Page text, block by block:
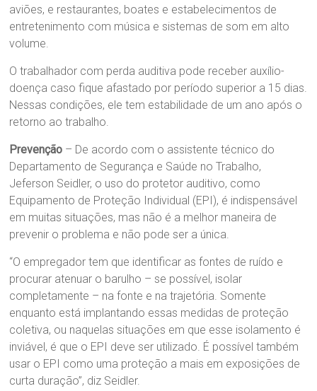
aviões, e restaurantes, boates e estabelecimentos de
entretenimento com música e sistemas de som em alto
volume.
O trabalhador com perda auditiva pode receber auxílio-
doença caso fique afastado por período superior a 15 dias.
Nessas condições, ele tem estabilidade de um ano após o
retorno ao trabalho.
Prevenção – De acordo com o assistente técnico do
Departamento de Segurança e Saúde no Trabalho,
Jeferson Seidler, o uso do protetor auditivo, como
Equipamento de Proteção Individual (EPI), é indispensável
em muitas situações, mas não é a melhor maneira de
prevenir o problema e não pode ser a única.
“O empregador tem que identificar as fontes de ruído e
procurar atenuar o barulho – se possível, isolar
completamente – na fonte e na trajetória. Somente
enquanto está implantando essas medidas de proteção
coletiva, ou naquelas situações em que esse isolamento é
inviável, é que o EPI deve ser utilizado. É possível também
usar o EPI como uma proteção a mais em exposições de
curta duração”, diz Seidler.